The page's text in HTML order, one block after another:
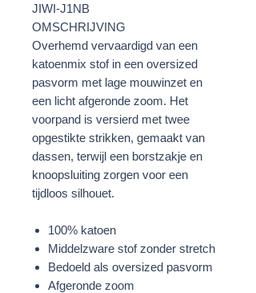
JIWI-J1NB
OMSCHRIJVING
Overhemd vervaardigd van een
katoenmix stof in een oversized
pasvorm met lage mouwinzet en
een licht afgeronde zoom. Het
voorpand is versierd met twee
opgestikte strikken, gemaakt van
dassen, terwijl een borstzakje en
knoopsluiting zorgen voor een
tijdloos silhouet.
100% katoen
Middelzware stof zonder stretch
Bedoeld als oversized pasvorm
Afgeronde zoom